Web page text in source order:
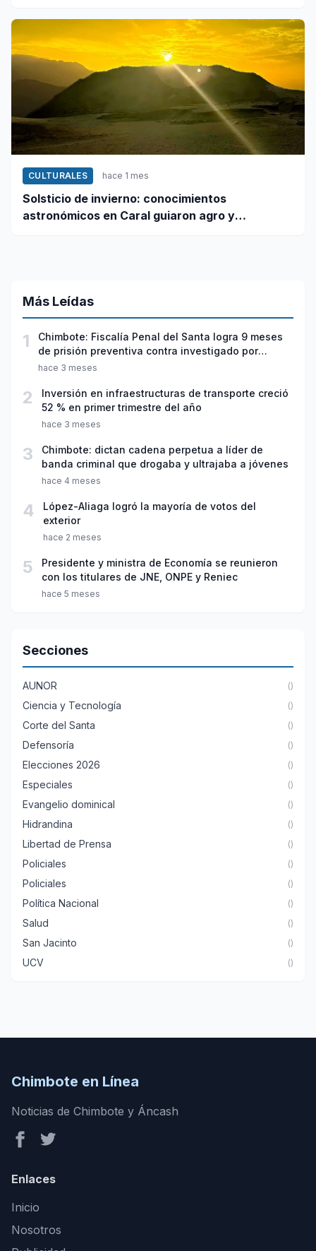
CULTURALES hace 1 mes
Solsticio de invierno: conocimientos
astronómicos en Caral guiaron agro y
Más Leídas
1
Chimbote: Fiscalía Penal del Santa logra 9 meses
de prisión preventiva contra investigado por
violación sexual y tentativa de feminicidio
hace 3 meses
2
Inversión en infraestructuras de transporte creció
52 % en primer trimestre del año
hace 3 meses
3
Chimbote: dictan cadena perpetua a líder de
banda criminal que drogaba y ultrajaba a jóvenes
hace 4 meses
4
López-Aliaga logró la mayoría de votos del
exterior
hace 2 meses
5
Presidente y ministra de Economía se reunieron
con los titulares de JNE, ONPE y Reniec
hace 5 meses
Secciones
AUNOR ()
Ciencia y Tecnología ()
Corte del Santa ()
Defensoría ()
Elecciones 2026 ()
Especiales ()
Evangelio dominical ()
Hidrandina ()
Libertad de Prensa ()
Policiales ()
Policiales ()
Política Nacional ()
Salud ()
San Jacinto ()
UCV ()
Chimbote en Línea
Noticias de Chimbote y Áncash
Enlaces
Inicio
Nosotros